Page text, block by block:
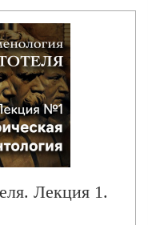
6.
7.
8.
Лекция 1.